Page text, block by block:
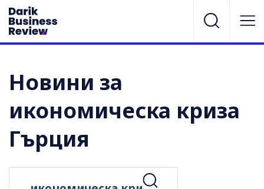
Новини за
икономическа криза
Гърция